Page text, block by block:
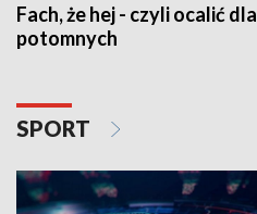
Fach, że hej - czyli ocalić dla
potomnych
SPORT